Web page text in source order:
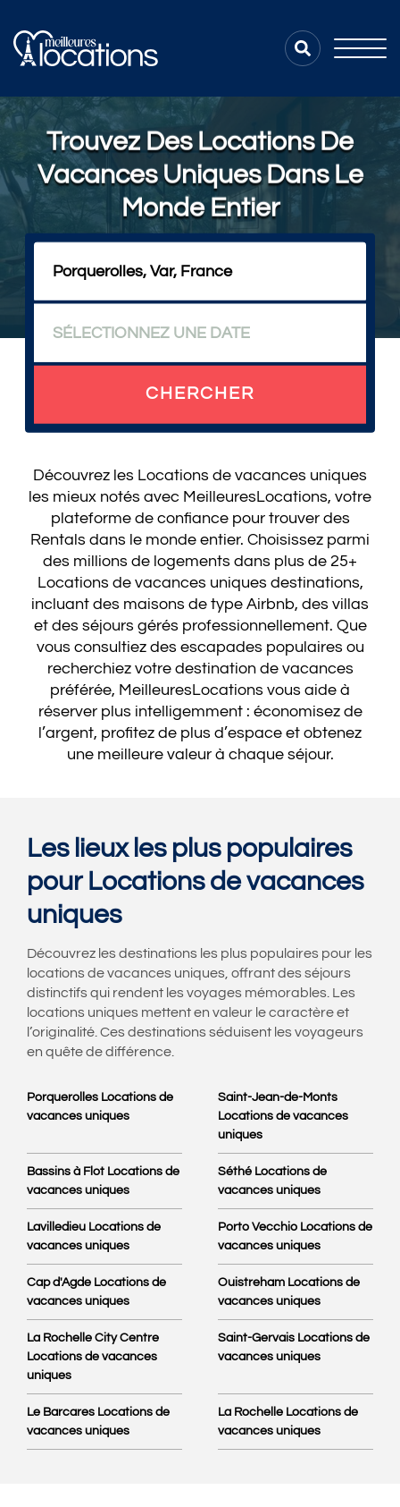
Trouvez Des Locations De
Vacances Uniques Dans Le
Monde Entier
Découvrez les Locations de vacances uniques
les mieux notés avec MeilleuresLocations, votre
plateforme de confiance pour trouver des
Rentals dans le monde entier. Choisissez parmi
des millions de logements dans plus de 25+
Locations de vacances uniques destinations,
incluant des maisons de type Airbnb, des villas
et des séjours gérés professionnellement. Que
vous consultiez des escapades populaires ou
recherchiez votre destination de vacances
préférée, MeilleuresLocations vous aide à
réserver plus intelligemment : économisez de
l’argent, profitez de plus d’espace et obtenez
une meilleure valeur à chaque séjour.
CHERCHER
Les lieux les plus populaires
pour Locations de vacances
uniques
Découvrez les destinations les plus populaires pour les
locations de vacances uniques, offrant des séjours
distinctifs qui rendent les voyages mémorables. Les
locations uniques mettent en valeur le caractère et
l’originalité. Ces destinations séduisent les voyageurs
en quête de différence.
Porquerolles Locations de
vacances uniques
Saint-Jean-de-Monts
Locations de vacances
uniques
Bassins à Flot Locations de
vacances uniques
Séthé Locations de
vacances uniques
Lavilledieu Locations de
vacances uniques
Porto Vecchio Locations de
vacances uniques
Cap d'Agde Locations de
vacances uniques
Ouistreham Locations de
vacances uniques
La Rochelle City Centre
Locations de vacances
uniques
Saint-Gervais Locations de
vacances uniques
Le Barcares Locations de
vacances uniques
La Rochelle Locations de
vacances uniques